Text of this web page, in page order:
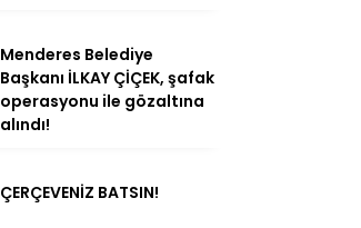
Menderes Belediye
Başkanı İLKAY ÇİÇEK, şafak
operasyonu ile gözaltına
alındı!
ÇERÇEVENİZ BATSIN!